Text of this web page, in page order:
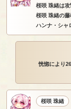
桜咲 珠緒は攻
桜咲 珠緒の藤
ハンナ・シャ
恍惚により
桜咲 珠緒